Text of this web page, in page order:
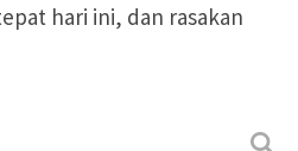
hari ini, dan rasakan